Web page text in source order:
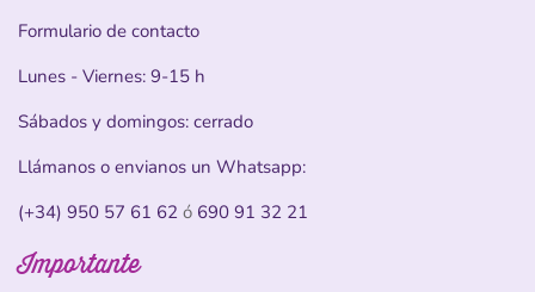
Formulario de contacto
Lunes - Viernes: 9-15 h
Sábados y domingos: cerrado
Llámanos o envianos un Whatsapp:
(+34) 950 57 61 62 ó 690 91 32 21
Importante